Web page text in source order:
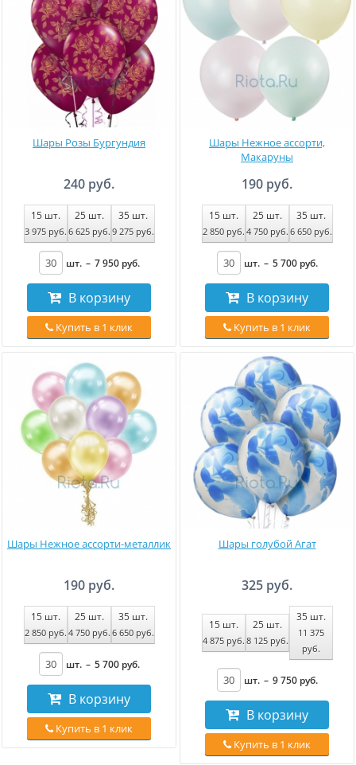
Шары Розы Бургундия
240 руб.
15шт.
3 975 руб.
25шт.
6 625 руб.
35шт.
9 275 руб.
шт. – 7 950 руб.
В корзину
Купить в 1 клик
Шары Нежное ассорти,
Макаруны
190 руб.
15шт.
2 850 руб.
25шт.
4 750 руб.
35шт.
6 650 руб.
шт. – 5 700 руб.
В корзину
Купить в 1 клик
Шары Нежное ассорти-металлик
190 руб.
15шт.
2 850 руб.
25шт.
4 750 руб.
35шт.
6 650 руб.
шт. – 5 700 руб.
В корзину
Купить в 1 клик
Шары голубой Агат
325 руб.
15шт.
4 875 руб.
25шт.
8 125 руб.
35шт.
11 375
руб.
шт. – 9 750 руб.
В корзину
Купить в 1 клик